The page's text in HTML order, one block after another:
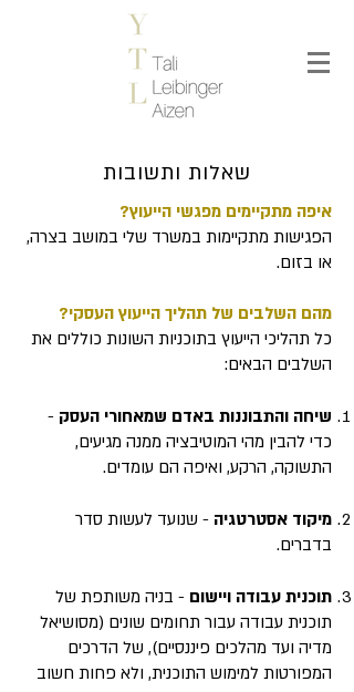
שאלות ותשובות
איפה מתקיימים מפגשי הייעוץ?
הפגישות מתקיימות במשרד שלי במושב בצרה,
או בזום.
מהם השלבים של תהליך הייעוץ העסקי?
כל תהליכי הייעוץ בתוכניות השונות כוללים את
השלבים הבאים:
שיחה והתבוננות באדם שמאחורי העסק -
כדי להבין מהי המוטיבציה ממנה מגיעים,
התשוקה, הרקע, ואיפה הם עומדים.
מיקוד אסטרטגיה - שנועד לעשות סדר
בדברים.
תוכנית עבודה ויישום - בניה משותפת של
תוכנית עבודה עבור תחומים שונים (מסושיאל
מדיה ועד מהלכים פיננסיים), של הדרכים
המפורטות למימוש התוכנית, ולא פחות חשוב